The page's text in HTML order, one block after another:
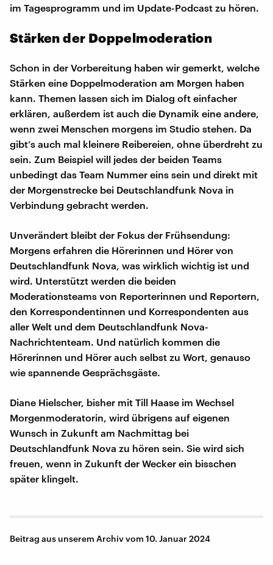
im Tagesprogramm und im Update-Podcast zu hören.
Stärken der Doppelmoderation
Schon in der Vorbereitung haben wir gemerkt, welche
Stärken eine Doppelmoderation am Morgen haben
kann. Themen lassen sich im Dialog oft einfacher
erklären, außerdem ist auch die Dynamik eine andere,
wenn zwei Menschen morgens im Studio stehen. Da
gibt’s auch mal kleinere Reibereien, ohne überdreht zu
sein. Zum Beispiel will jedes der beiden Teams
unbedingt das Team Nummer eins sein und direkt mit
der Morgenstrecke bei Deutschlandfunk Nova in
Verbindung gebracht werden.
Unverändert bleibt der Fokus der Frühsendung:
Morgens erfahren die Hörerinnen und Hörer von
Deutschlandfunk Nova, was wirklich wichtig ist und
wird. Unterstützt werden die beiden
Moderationsteams von Reporterinnen und Reportern,
den Korrespondentinnen und Korrespondenten aus
aller Welt und dem Deutschlandfunk Nova-
Nachrichtenteam. Und natürlich kommen die
Hörerinnen und Hörer auch selbst zu Wort, genauso
wie spannende Gesprächsgäste.
Diane Hielscher, bisher mit Till Haase im Wechsel
Morgenmoderatorin, wird übrigens auf eigenen
Wunsch in Zukunft am Nachmittag bei
Deutschlandfunk Nova zu hören sein. Sie wird sich
freuen, wenn in Zukunft der Wecker ein bisschen
später klingelt.
Beitrag aus unserem Archiv vom 10. Januar 2024